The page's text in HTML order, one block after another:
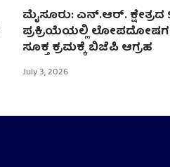
ಮೈಸೂರು: ಎನ್.ಆರ್. ಕ್ಷೇತ್ರದ
ಪ್ರಕ್ರಿಯೆಯಲ್ಲಿ
ಸೂಕ್ತ ಕ್ರಮಕ್ಕೆ ಬಿಜೆಪಿ ಆಗ್ರಹ
July 3, 2026